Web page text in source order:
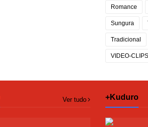
Romance
Sungura
Tradicional
VIDEO-CLIPS
Ver tudo +Kuduro